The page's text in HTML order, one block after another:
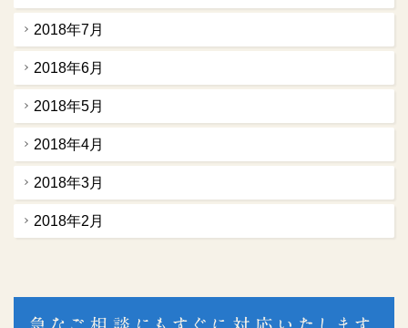
2018年7月
2018年6月
2018年5月
2018年4月
2018年3月
2018年2月